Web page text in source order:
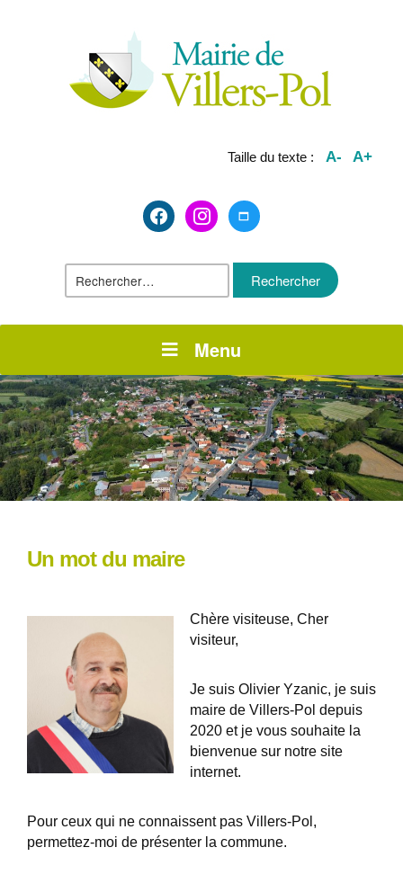
Taille du texte : A- A+
facebook2instagrammaximize
Rechercher :
Menu
Un mot du maire
Chère visiteuse, Cher
visiteur,
Je suis Olivier Yzanic, je suis
maire de Villers-Pol depuis
2020 et je vous souhaite la
bienvenue sur notre site
internet.
Pour ceux qui ne connaissent pas Villers-Pol,
permettez-moi de présenter la commune.